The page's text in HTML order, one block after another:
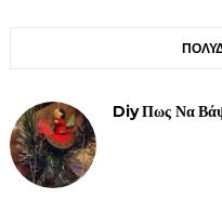
Diy Πως Να